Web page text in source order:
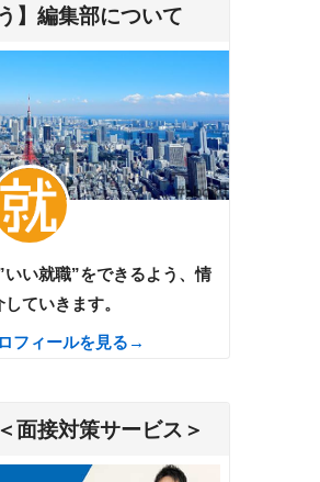
】編集部について
い就職”をできるよう、情
ていきます。
フィールを見る→
面接対策サービス＞